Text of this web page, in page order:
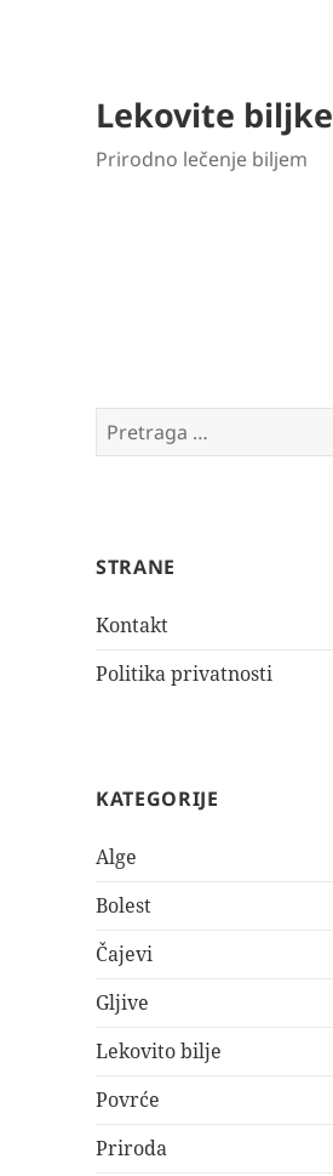
Lekovite biljke
Prirodno lečenje biljem
Pretraga
za:
STRANE
Kontakt
Politika privatnosti
KATEGORIJE
Alge
Bolest
Čajevi
Gljive
Lekovito bilje
Povrće
Priroda